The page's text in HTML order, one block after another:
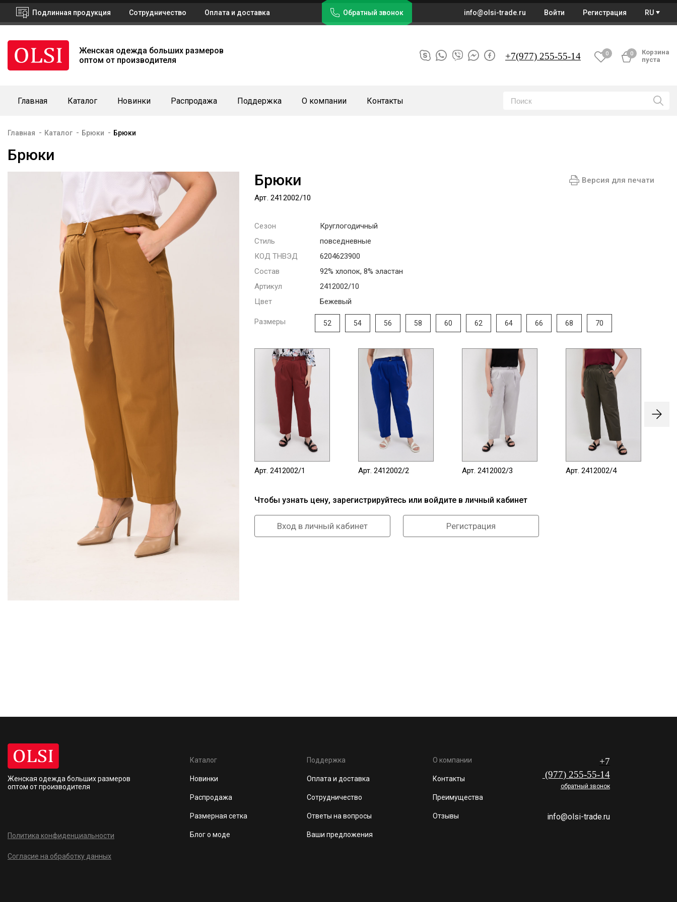
Подлинная продукция Сотрудничество Оплата и доставка Обратный звонок info@olsi-trade.ru Войти Регистрация RU
Женская одежда больших размеров
оптом от производителя
+7(977) 255-55-14 0 0
Корзина
пуста
Главная Каталог Новинки Распродажа Поддержка О компании Контакты
Главная - Каталог - Брюки - Брюки
Брюки
Брюки
Версия для печати
Арт. 2412002/10
Сезон
Круглогодичный
Стиль
повседневные
КОД ТНВЭД
6204623900
Состав
92% хлопок, 8% эластан
Артикул
2412002/10
Цвет
Бежевый
Размеры 52 54 56 58 60 62 64 66 68 70
Арт. 2412002/1 Арт. 2412002/2 Арт. 2412002/3 Арт. 2412002/4
Чтобы узнать цену, зарегистрируйтесь или войдите в личный кабинет
Вход в личный кабинет Регистрация
Женская одежда больших размеров
оптом от производителя
Политика конфиденциальности
Согласие на обработку данных
Каталог
Новинки
Распродажа
Размерная сетка
Блог о моде
Поддержка
Оплата и доставка
Сотрудничество
Ответы на вопросы
Ваши предложения
О компании
Контакты
Преимущества
Отзывы
+7
(977) 255-55-14
обратный звонок
info@olsi-trade.ru